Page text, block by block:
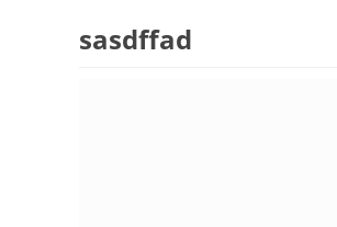
sasdffad